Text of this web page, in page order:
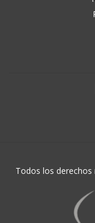
Todos los derechos